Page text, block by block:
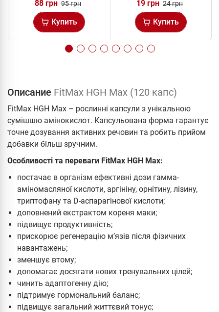
88 грн 95 грн
Купить
19 грн 24 грн
Купить
Описание FitMax HGH Max (120 капс)
FitMax HGH Max – рослинні капсули з унікальною
сумішшю амінокислот. Капсульована форма гарантує
точне дозування активних речовин та робить прийом
добавки більш зручним.
Особливості та переваги FitMax HGH Max:
постачає в організм ефективні дози гамма-
аміномасляної кислоти, аргініну, орнітину, лізину,
триптофану та D-аспарагінової кислоти;
доповнений екстрактом кореня маки;
підвищує продуктивність;
прискорює регенерацію м’язів після фізичних
навантажень;
зменшує втому;
допомагає досягати нових тренувальних цілей;
чинить адаптогенну дію;
підтримує гормональний баланс;
підвищує загальний життєвий тонус;